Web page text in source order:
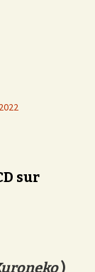
sur
)